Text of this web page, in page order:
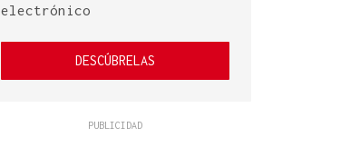
electrónico
DESCÚBRELAS